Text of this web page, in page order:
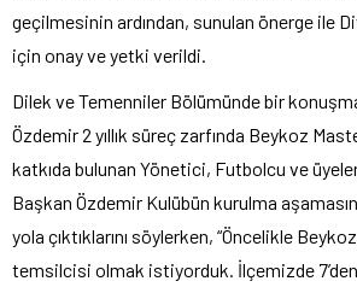
geçilmesinin ardından, sunulan önerge ile
için onay ve yetki verildi.
Dilek ve Temenniler Bölümünde bir
Özdemir 2 yıllık süreç zarfında Beykoz
katkıda bulunan Yönetici, Futbolcu ve
Başkan Özdemir Kulübün kurulma
yola çıktıklarını söylerken, “Öncelikle
temsilcisi olmak istiyorduk. İlçemizde